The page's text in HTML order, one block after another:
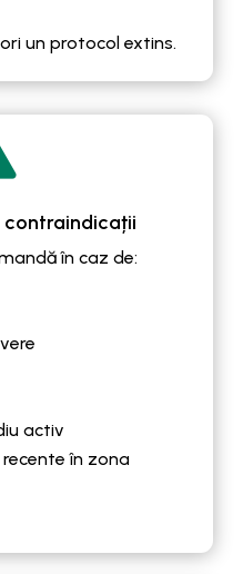
un protocol extins.
contraindicații
în caz de:
activ
în zona